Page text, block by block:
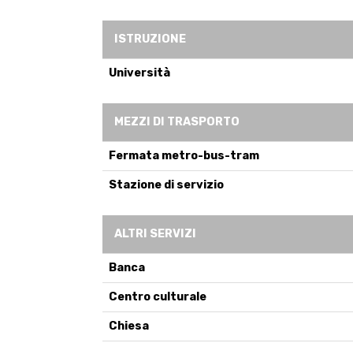
ISTRUZIONE
Università
MEZZI DI TRASPORTO
Fermata metro-bus-tram
Stazione di servizio
ALTRI SERVIZI
Banca
Centro culturale
Chiesa